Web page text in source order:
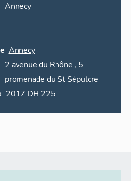
Annecy
Annecy
2 avenue du Rhône
, 5
promenade du St Sépulcre
2017 DH 225